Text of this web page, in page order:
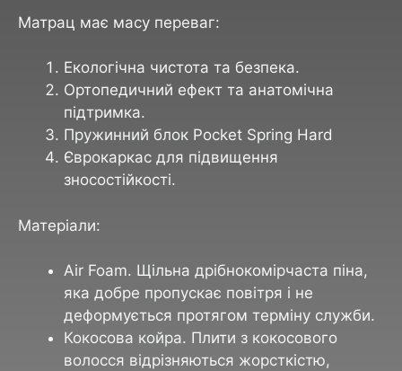
Матрац має масу переваг:
Екологічна чистота та безпека.
Ортопедичний ефект та анатомічна
підтримка.
Пружинний блок Pocket Spring Hard
Єврокаркас для підвищення
зносостійкості.
Матеріали:
Air Foam. Щільна дрібнокомірчаста піна,
яка добре пропускає повітря і не
деформується протягом терміну служби.
Кокосова койра. Плити з кокосового
волосся відрізняються жорсткістю,